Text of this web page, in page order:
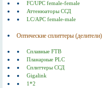
FC/UPC female-female
Аттенюаторы ССД
LC/APC female-male
Оптические сплиттеры (делители)
Сплавные FTB
Планарные PLC
Сплиттеры ССД
Gigalink
1*2